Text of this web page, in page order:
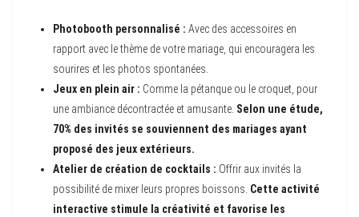
Photobooth personnalisé : Avec des accessoires en
rapport avec le thème de votre mariage, qui encouragera les
sourires et les photos spontanées.
Jeux en plein air : Comme la pétanque ou le croquet, pour
une ambiance décontractée et amusante. Selon une étude,
70% des invités se souviennent des mariages ayant
proposé des jeux extérieurs.
Atelier de création de cocktails : Offrir aux invités la
possibilité de mixer leurs propres boissons. Cette activité
interactive stimule la créativité et favorise les